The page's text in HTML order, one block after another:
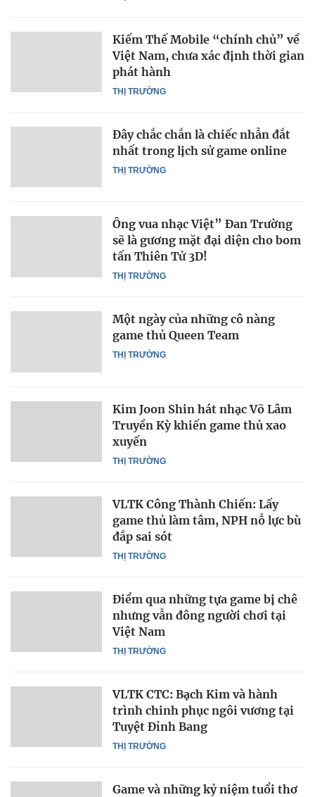
THỊ TRƯỜNG
Kiếm Thế Mobile “chính chủ” về
Việt Nam, chưa xác định thời gian
phát hành
THỊ TRƯỜNG
Đây chắc chắn là chiếc nhẫn đắt
nhất trong lịch sử game online
THỊ TRƯỜNG
Ông vua nhạc Việt” Đan Trường
sẽ là gương mặt đại diện cho bom
tấn Thiên Tử 3D!
THỊ TRƯỜNG
Một ngày của những cô nàng
game thủ Queen Team
THỊ TRƯỜNG
Kim Joon Shin hát nhạc Võ Lâm
Truyền Kỳ khiến game thủ xao
xuyến
THỊ TRƯỜNG
VLTK Công Thành Chiến: Lấy
game thủ làm tâm, NPH nỗ lực bù
đắp sai sót
THỊ TRƯỜNG
Điểm qua những tựa game bị chê
nhưng vẫn đông người chơi tại
Việt Nam
THỊ TRƯỜNG
VLTK CTC: Bạch Kim và hành
trình chinh phục ngôi vương tại
Tuyệt Đỉnh Bang
Game và những kỷ niệm tuổi thơ